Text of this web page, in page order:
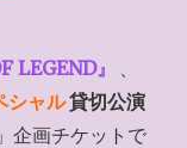
LEGEND』
、
シャル貸切公演
企画チケットで